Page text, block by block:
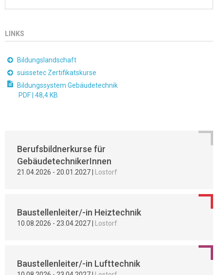
Berufsbildnerkurse für
GebäudetechnikerInnen
21.04.2026 - 20.01.2027 Lostorf
Baustellenleiter/-in Heiztechnik
10.08.2026 - 23.04.2027 Lostorf
Baustellenleiter/-in Lufttechnik
LINKS
Bildungslandschaft
suissetec Zertifikatskurse
Bildungssystem Gebäudetechnik
PDF | 48,4 KB